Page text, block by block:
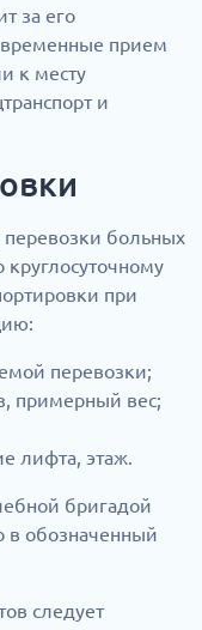
за его
прием
к месту
и
перевозки больных
при
перевозки;
примерный вес;
лифта, этаж.
бригадой
в обозначенный
следует